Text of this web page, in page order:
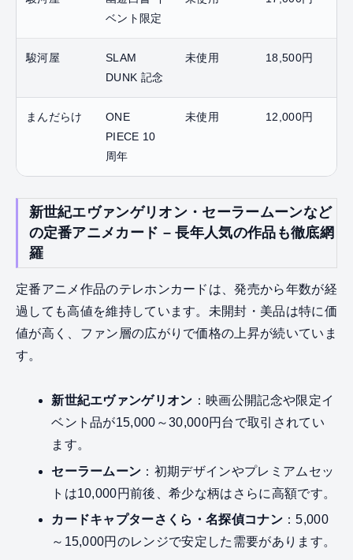
ベント限定
駿河屋
SLAM
DUNK 記念
未使用 18,500円
まんだらけ
ONE
PIECE 10
周年
未使用 12,000円
新世紀エヴァンゲリオン・セーラームーンなど
の定番アニメカード – 長年人気の作品も徹底網
羅
定番アニメ作品のテレホンカードは、発売から年数が経
過しても高値を維持しています。未開封・美品は特に価
値が高く、ファン層の広がりで価格の上昇が続いていま
す。
新世紀エヴァンゲリオン ：映画公開記念や限定イ
ベント品が15,000～30,000円台で取引されてい
ます。
セーラームーン ：初期デザインやプレミアムセッ
トは10,000円前後、希少な柄はさらに高額です。
カードキャプターさくら・名探偵コナン：5,000
～15,000円のレンジで安定した需要があります。